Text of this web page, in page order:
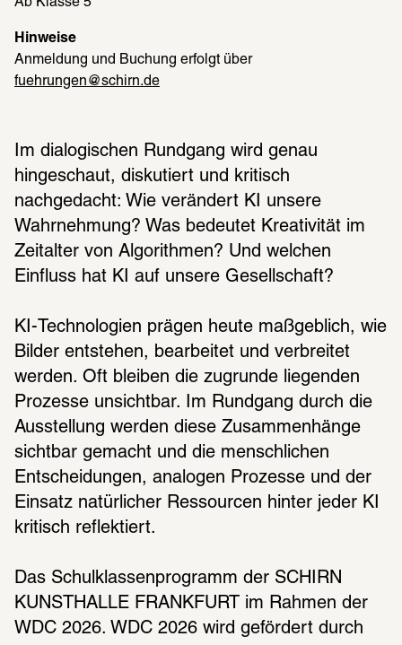
Ab Klasse 5
Hinweise
Anmeldung und Buchung erfolgt über
fuehrungen@schirn.de
Im dialogischen Rundgang wird genau
hingeschaut, diskutiert und kritisch
nachgedacht: Wie verändert KI unsere
Wahrnehmung? Was bedeutet Kreativität im
Zeitalter von Algorithmen? Und welchen
Einfluss hat KI auf unsere Gesellschaft?
KI-Technologien prägen heute maßgeblich, wie
Bilder entstehen, bearbeitet und verbreitet
werden. Oft bleiben die zugrunde liegenden
Prozesse unsichtbar. Im Rundgang durch die
Ausstellung werden diese Zusammenhänge
sichtbar gemacht und die menschlichen
Entscheidungen, analogen Prozesse und der
Einsatz natürlicher Ressourcen hinter jeder KI
kritisch reflektiert.
Das Schulklassenprogramm der SCHIRN
KUNSTHALLE FRANKFURT im Rahmen der
WDC 2026. WDC 2026 wird gefördert durch